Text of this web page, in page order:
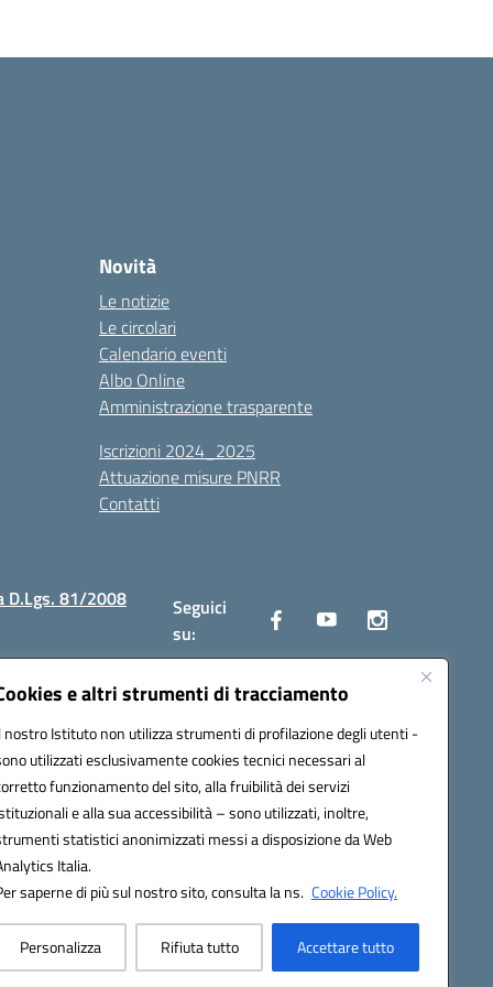
e altri strumenti di tracciamento
nostro Istituto non utilizza strumenti di profilazione degli utenti -
utilizzati esclusivamente cookies tecnici necessari al
funzionamento del sito, alla fruibilità dei servizi
e alla sua accessibilità – sono utilizzati, inoltre,
statistici anonimizzati messi a disposizione da Web
Italia.
saperne di più sul nostro sito, consulta la ns. Cookie Policy.
Personalizza Rifiuta tutto Accettare tutto
Novità
Le notizie
Le circolari
Calendario eventi
Albo Online
Amministrazione trasparente
Iscrizioni 2024_2025
Attuazione misure PNRR
Contatti
D.Lgs. 81/2008
Seguici
su: